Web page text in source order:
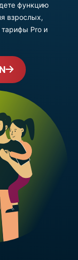
функцию
взрослых,
Pro и